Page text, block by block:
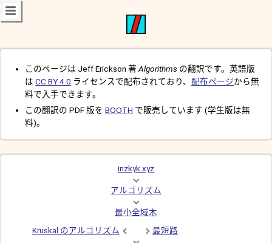
このページは Jeff Erickson 著 Algorithms の翻訳です。英語版
は CC BY 4.0 ライセンスで配布されており、 配布ページから無
料で入手できます。
この翻訳の PDF 版を BOOTH で販売しています (学生版は無
料)。
inzkyk.xyz
アルゴリズム
最小全域木
Kruskal のアルゴリズム
最短路